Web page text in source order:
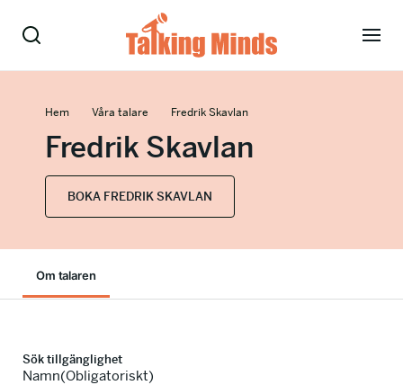
Tjänster
Evenemang
Nyheter
Hem Våra talare Fredrik Skavlan
Fredrik Skavlan
BOKA FREDRIK SKAVLAN
Om talaren
Sök tillgänglighet
Namn(Obligatoriskt)